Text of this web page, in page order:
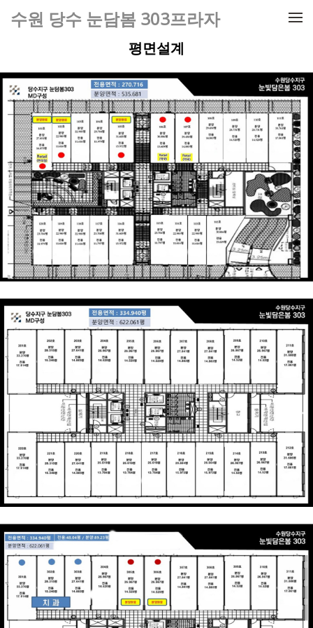
메뉴 건너뛰기
수원 당수 눈담봄 303프라자
평면설계